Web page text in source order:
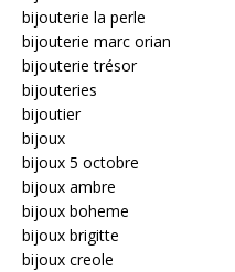
bijouterie la perle
bijouterie marc orian
bijouterie trésor
bijouteries
bijoutier
bijoux
bijoux 5 octobre
bijoux ambre
bijoux boheme
bijoux brigitte
bijoux creole